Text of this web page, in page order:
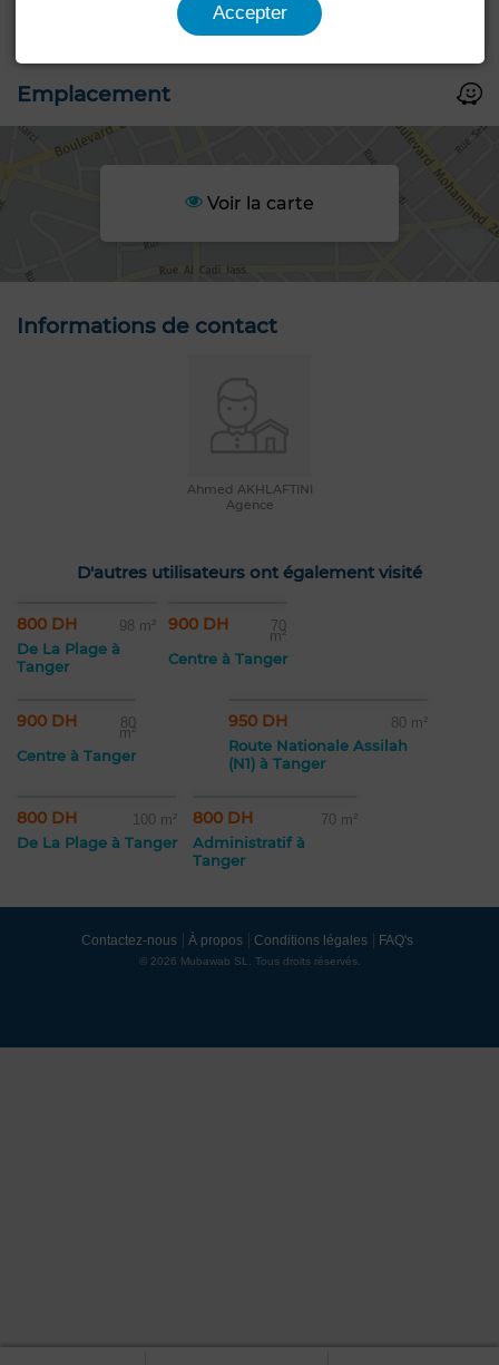
Emplacement
Voir la carte
Informations de contact
Ahmed AKHLAFTINI
Agence
D'autres utilisateurs ont également visité
800 DH 98 m²
De La Plage à
Tanger
900 DH 70
m²
Centre à Tanger
900 DH 80
m²
Centre à Tanger
950 DH 80 m²
Route Nationale Assilah
(N1) à Tanger
800 DH 100 m²
De La Plage à Tanger
800 DH 70 m²
Administratif à
Tanger
Contactez-nous À propos Conditions légales FAQ's
© 2026 Mubawab SL. Tous droits réservés.
Accepter